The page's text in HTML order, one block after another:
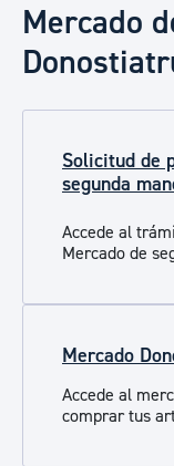
Mercado
Solicitud de
segunda
Accede al
Mercado de
Mercado
Accede al
comprar tus